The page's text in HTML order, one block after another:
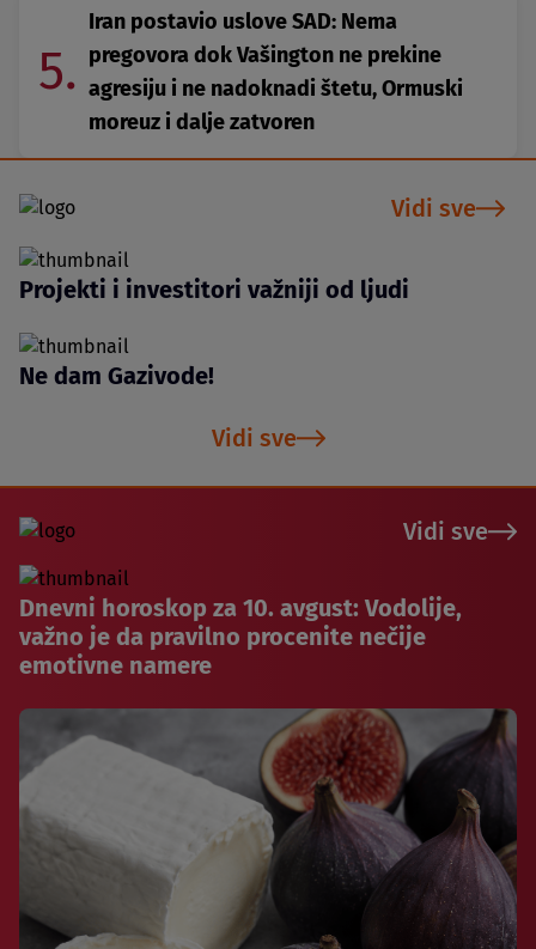
5.
Iran postavio uslove SAD: Nema
pregovora dok Vašington ne prekine
agresiju i ne nadoknadi štetu, Ormuski
moreuz i dalje zatvoren
Vidi sve
Projekti i investitori važniji od ljudi
Ne dam Gazivode!
Vidi sve
Vidi sve
Dnevni horoskop za 10. avgust: Vodolije,
važno je da pravilno procenite nečije
emotivne namere